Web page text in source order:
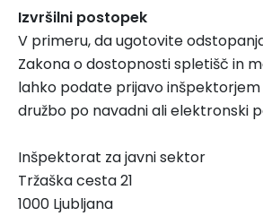
Izvršilni postopek
V primeru, da ugotovite
Zakona o dostopnosti spletišč in
lahko podate prijavo
družbo po navadni ali elektronski
Inšpektorat za javni sektor
Tržaška cesta 21
1000 Ljubljana